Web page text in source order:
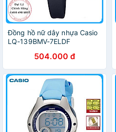
Đồng hồ nữ dây nhựa Casio
LQ-139BMV-7ELDF
504.000 đ